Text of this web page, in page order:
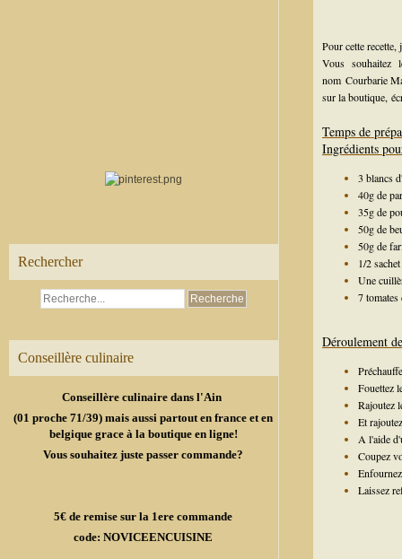
Rechercher
Conseillère culinaire
Conseillère culinaire dans l'Ain
(01 proche 71/39) mais aussi partout en france et en
belgique grace à la boutique en ligne!
Vous souhaitez juste passer commande?
5€ de remise sur la 1ere commande
code: NOVICEENCUISINE
Pour cette
Vous souhaitez
nom Courbarie
sur la boutique,
Temps de
Ingrédients
3 blancs
40g de
35g de
50g de
50g de
1/2
Une
7 tomates
Déroulement
Fouettez
Rajoutez
Et
A l'aide
Coupez
Laissez